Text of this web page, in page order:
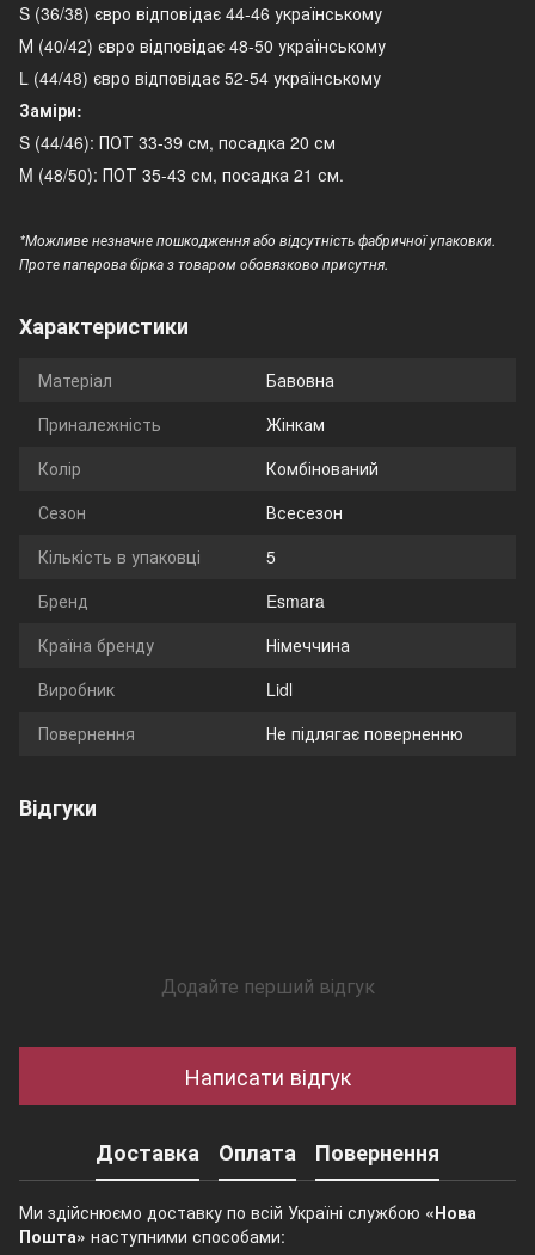
S (36/38) євро відповідає 44-46 українському
М (40/42) євро відповідає 48-50 українському
L (44/48) євро відповідає 52-54 українському
Заміри:
S (44/46): ПОТ 33-39 см, посадка 20 см
M (48/50): ПОТ 35-43 см, посадка 21 см.
*Можливе незначне пошкодження або відсутність фабричної упаковки.
Проте паперова бірка з товаром обовязково присутня.
Характеристики
Матеріал
Бавовна
Приналежність
Жінкам
Колір
Комбінований
Сезон
Всесезон
Кількість в упаковці
5
Бренд
Esmara
Країна бренду
Німеччина
Виробник
Lidl
Повернення
Не підлягає поверненню
Відгуки
Додайте перший відгук
Написати відгук
Доставка Оплата Повернення
Ми здійснюємо доставку по всій Україні службою «Нова
Пошта» наступними способами: